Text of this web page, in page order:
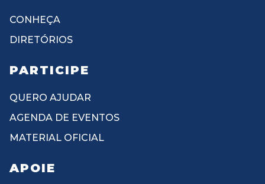
CONHEÇA
DIRETÓRIOS
PARTICIPE
QUERO AJUDAR
AGENDA DE EVENTOS
MATERIAL OFICIAL
APOIE